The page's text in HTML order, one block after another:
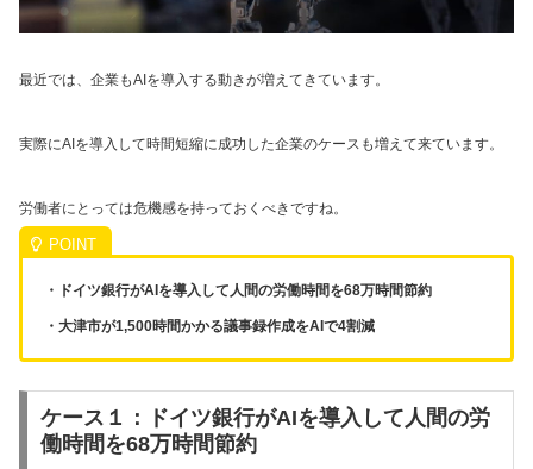
最近では、企業もAIを導入する動きが増えてきています。
実際にAIを導入して時間短縮に成功した企業のケースも増えて来ています。
労働者にとっては危機感を持っておくべきですね。
・ドイツ銀行がAIを導入して人間の労働時間を68万時間節約
・大津市が1,500時間かかる議事録作成をAIで4割減
ケース１：ドイツ銀行がAIを導入して人間の労
働時間を68万時間節約